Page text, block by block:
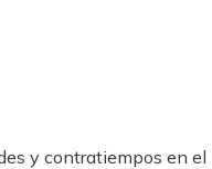
y contratiempos en el